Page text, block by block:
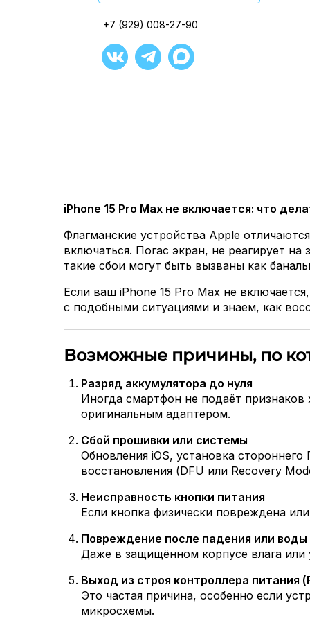
+7 (929) 008-27-90
+7 (929) 008-27-90
+7 (929) 008-27-90
+7 (929) 008-27-90
+7 (929) 008-27-90
+7 (929) 008-27-90
iPhone 15 Pro Max не включается: что
Флагманские устройства Apple
включаться. Погас экран, не реагирует
такие сбои могут быть вызваны как
Если ваш iPhone 15 Pro Max не
с подобными ситуациями и знаем, как
Возможные причины, по
Разряд аккумулятора до нуля
Иногда смартфон не подаёт признаков
оригинальным адаптером.
Сбой прошивки или системы
Обновления iOS, установка
восстановления (DFU или Recovery
Неисправность кнопки питания
Если кнопка физически повреждена
Повреждение после падения или воды
Даже в защищённом корпусе влага или
Выход из строя контроллера питания
Это частая причина, особенно если
микросхемы.